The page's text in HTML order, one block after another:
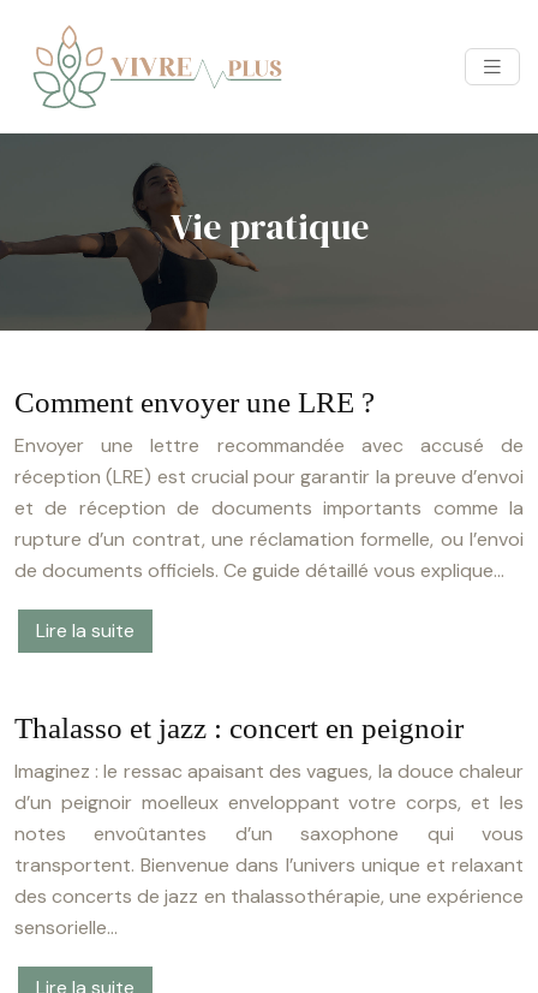
Vie pratique
Comment envoyer une LRE ?
Envoyer une lettre recommandée avec accusé de
réception (LRE) est crucial pour garantir la preuve d’envoi
et de réception de documents importants comme la
rupture d’un contrat, une réclamation formelle, ou l’envoi
de documents officiels. Ce guide détaillé vous explique…
Lire la suite
Thalasso et jazz : concert en peignoir
Imaginez : le ressac apaisant des vagues, la douce chaleur
d’un peignoir moelleux enveloppant votre corps, et les
notes envoûtantes d’un saxophone qui vous
transportent. Bienvenue dans l’univers unique et relaxant
des concerts de jazz en thalassothérapie, une expérience
sensorielle…
Lire la suite